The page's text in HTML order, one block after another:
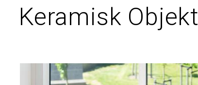
Keramisk Objekt